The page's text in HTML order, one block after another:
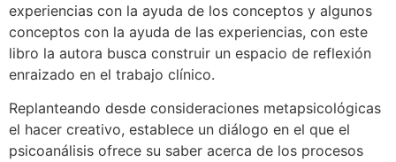
experiencias con la ayuda de los conceptos y algunos
conceptos con la ayuda de las experiencias, con este
libro la autora busca construir un espacio de reflexión
enraizado en el trabajo clínico.
Replanteando desde consideraciones metapsicológicas
el hacer creativo, establece un diálogo en el que el
psicoanálisis ofrece su saber acerca de los procesos